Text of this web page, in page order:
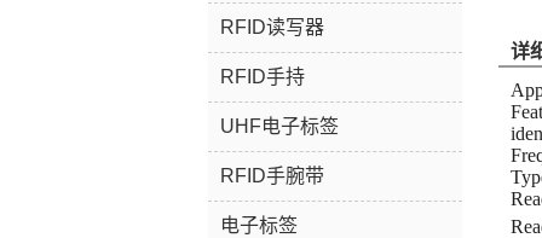
RFID读写器
RFID手持
UHF电子标签
RFID手腕带
电子标签
详